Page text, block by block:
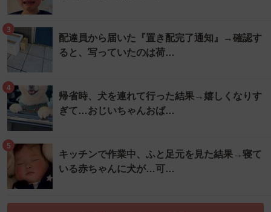
3
配達員から届いた『置き配完了通知』→確認す
ると、写っていたのは荷…
4
帰省時、犬を連れて行った結果→嬉しくなりす
ぎて…おじいちゃんおば…
5
キッチンで作業中、ふと足元を見た結果→寝て
いる赤ちゃんに犬が…可…